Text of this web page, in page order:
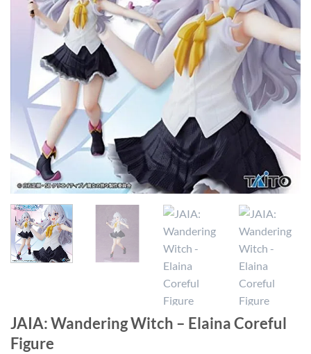
JAIA: Wandering Witch – Elaina Coreful
Figure